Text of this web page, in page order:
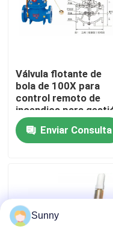
Recorrido por la
Control de calidad
Contacta con
Solicitar una cita
servicios
Obtención
Válvula flotante de
bola de 100X para
control remoto de
incendios para
de agua
Enviar Consulta
Sunny